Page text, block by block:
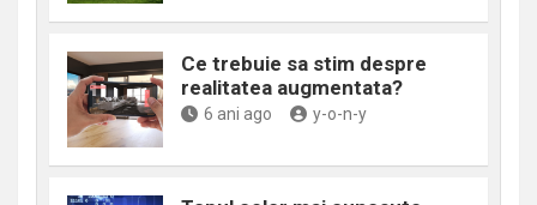
Ce trebuie sa stim despre
realitatea augmentata?
6 ani ago y-o-n-y